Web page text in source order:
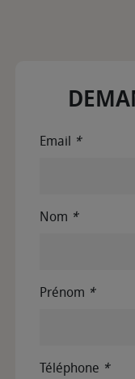
Email *
Nom *
Prénom *
Téléphone *